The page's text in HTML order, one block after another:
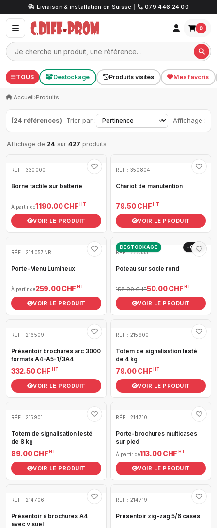
Livraison & installation en Suisse 079 446 24 00
0
TOUS Destockage Produits visités Mes favoris
Accueil›Produits
(24 références) Trier par : Affichage :
Affichage de 24 sur 427 produits
RÉF : 330000
Borne tactile sur batterie
À partir de1 190.00 CHF HT
VOIR LE PRODUIT
RÉF : 350804
Chariot de manutention
79.50 CHF HT
VOIR LE PRODUIT
RÉF : 214057NR
Porte-Menu Lumineux
À partir de259.00 CHF HT
VOIR LE PRODUIT
DESTOCKAGE
-69%
RÉF : 222333
Poteau sur socle rond
158.90 CHF50.00 CHF HT
VOIR LE PRODUIT
RÉF : 216509
Présentoir brochures arc 3000
formats A4-A5-1/3A4
332.50 CHF HT
VOIR LE PRODUIT
RÉF : 215900
Totem de signalisation lesté
de 4 kg
79.00 CHF HT
VOIR LE PRODUIT
RÉF : 215901
Totem de signalisation lesté
de 8 kg
89.00 CHF HT
VOIR LE PRODUIT
RÉF : 214710
Porte-brochures multicases
sur pied
À partir de113.00 CHF HT
VOIR LE PRODUIT
RÉF : 214706
Présentoir à brochures A4
avec visuel
RÉF : 214719
Présentoir zig-zag 5/6 cases